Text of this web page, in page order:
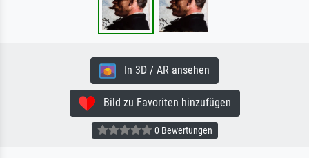
In 3D / AR ansehen
Bild zu Favoriten hinzufügen
0 Bewertungen